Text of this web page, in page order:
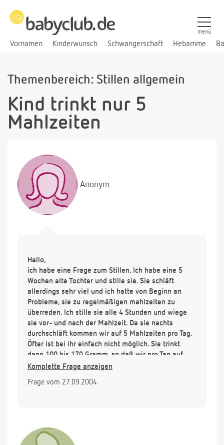
Vornamen Kinderwunsch Schwangerschaft Hebamme
menü
Themenbereich: Stillen allgemein
Kind trinkt nur 5
Mahlzeiten
Anonym
Hallo,
ich habe eine Frage zum Stillen. Ich habe eine 5
Wochen alte Tochter und stille sie. Sie schläft
allerdings sehr viel und ich hatte von Beginn an
Probleme, sie zu regelmäßigen mahlzeiten zu
überreden. Ich stille sie alle 4 Stunden und wiege
sie vor- und nach der Mahlzeit. Da sie nachts
durchschläft kommen wir auf 5 Mahlzeiten pro Tag.
Öfter ist bei ihr einfach nicht möglich. Sie trinkt
dann 100 bis 170 Gramm, so daß wir pro Tag auf
etwa 650-680 Gramm kommen. Ist das bei einem
geschlafen hat, hatte sie zu Beginn abgenommen,
so daß das Geicht bei 3.780 Gramm lag. Jetzt sind
Komplette Frage anzeigen
Frage vom 27.09.2004